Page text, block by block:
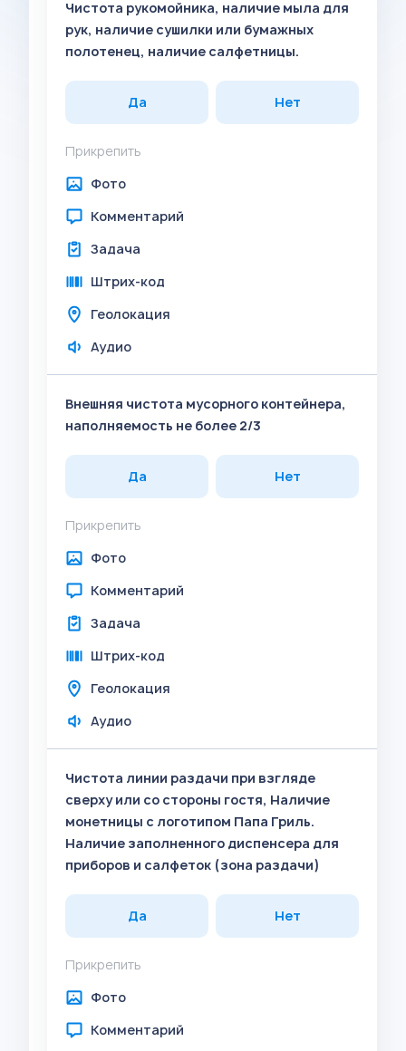
Чистота рукомойника, наличие мыла для
рук, наличие сушилки или бумажных
полотенец, наличие салфетницы.
Да Нет
Прикрепить
Фото
Комментарий
Задача
Штрих-код
Геолокация
Аудио
Внешняя чистота мусорного контейнера,
наполняемость не более 2/3
Да Нет
Прикрепить
Фото
Комментарий
Задача
Штрих-код
Геолокация
Аудио
Чистота линии раздачи при взгляде
сверху или со стороны гостя, Наличие
монетницы с логотипом Папа Гриль.
Наличие заполненного диспенсера для
приборов и салфеток (зона раздачи)
Да Нет
Прикрепить
Фото
Комментарий